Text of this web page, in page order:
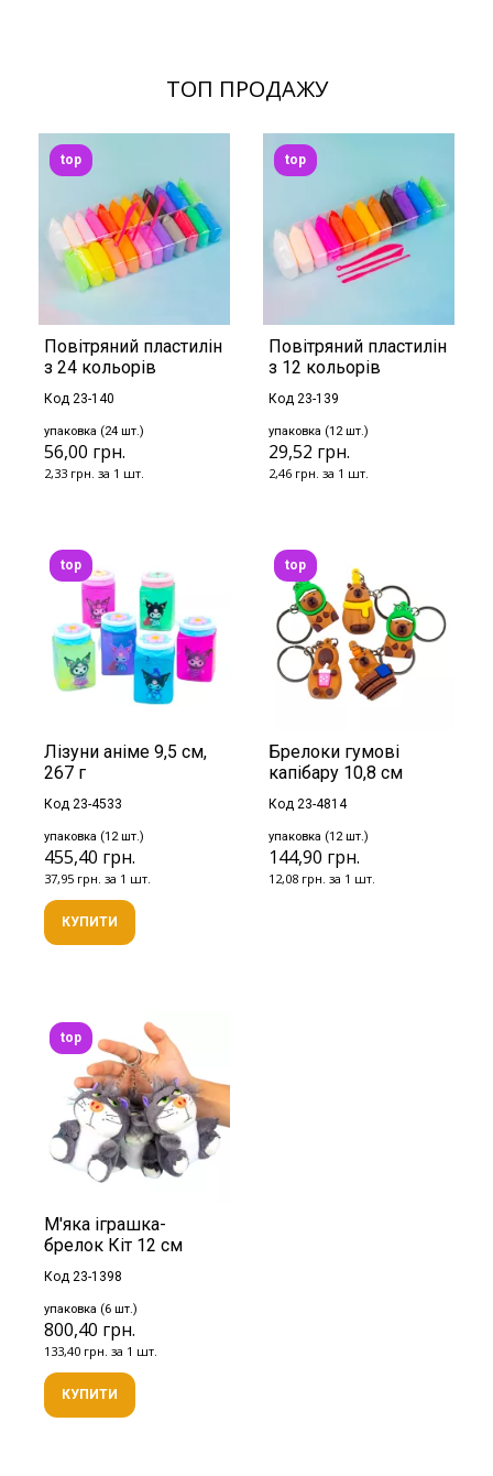
ТОП ПРОДАЖУ
Повітряний пластилін
з 24 кольорів
Код 23-140
упаковка (24 шт.)
56,00 грн.
2,33 грн. за 1 шт.
top
Повітряний пластилін
з 12 кольорів
Код 23-139
упаковка (12 шт.)
29,52 грн.
2,46 грн. за 1 шт.
top
Лізуни аніме 9,5 см,
267 г
Код 23-4533
упаковка (12 шт.)
455,40 грн.
37,95 грн. за 1 шт.
top
КУПИТИ
Брелоки гумові
капібару 10,8 см
Код 23-4814
упаковка (12 шт.)
144,90 грн.
12,08 грн. за 1 шт.
top
М'яка іграшка-
брелок Кіт 12 см
Код 23-1398
упаковка (6 шт.)
800,40 грн.
133,40 грн. за 1 шт.
top
КУПИТИ